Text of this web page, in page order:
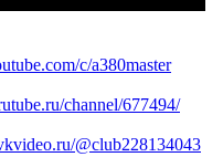
c/a380master
channel/677494/
@club228134043